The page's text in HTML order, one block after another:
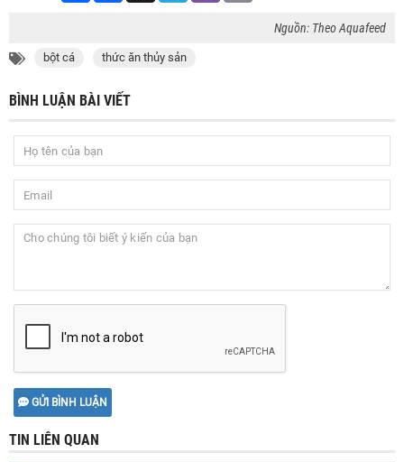
Nguồn: Theo Aquafeed
bột cá thức ăn thủy sản
BÌNH LUẬN BÀI VIẾT
GỬI BÌNH LUẬN
TIN LIÊN QUAN